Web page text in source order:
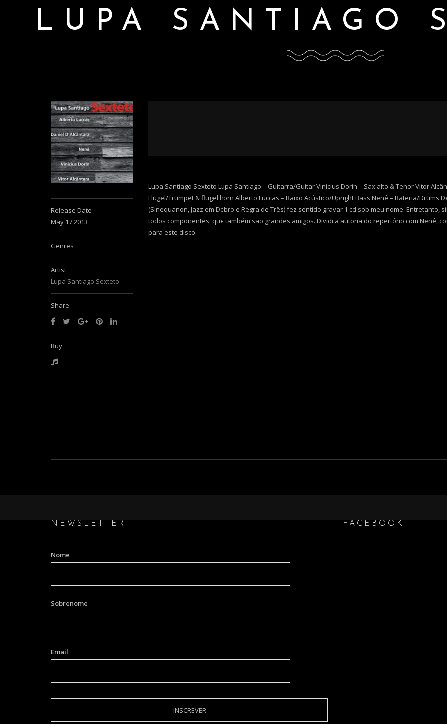
LUPA SANTIAGO
Release Date
May 17 2013
Genres
Artist
Lupa Santiago Sexteto
Share
Buy
Lupa Santiago Sexteto Lupa Santiago – Guitarra/Guitar Vinicius Dorin – Sax alto & Tenor Vitor
Flugel/Trumpet & flugel horn Alberto Luccas – Baixo Acústico/Upright Bass Nenê – Bateria/Drums
(Sinequanon, Jazz em Dobro e Regra de Três) fez sentido gravar 1 cd sob meu nome.
todos componentes, que também são grandes amigos. Dividi a autoria do repertório com Nenê,
para este disco.
NEWSLETTER
Nome
Sobrenome
Email
FACEBOOK